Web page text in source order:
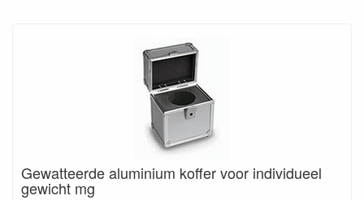
Gewatteerde aluminium koffer voor individueel
gewicht mg